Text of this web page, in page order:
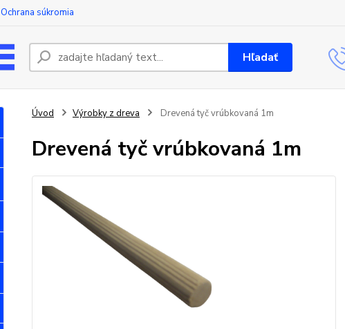
Ochrana súkromia
Hľadať
Úvod Výrobky z dreva Drevená tyč vrúbkovaná 1m
Drevená tyč vrúbkovaná 1m